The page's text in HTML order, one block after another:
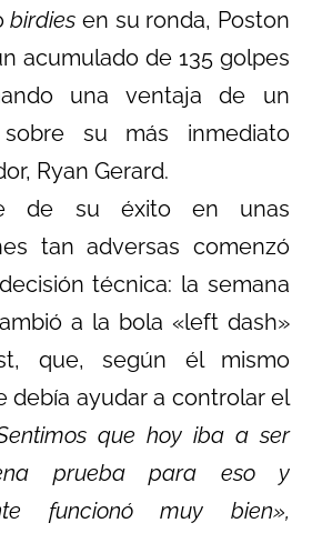
birdies en su ronda, Poston
acumulado de 135 golpes
una ventaja de un
su más inmediato
Ryan Gerard.
de su éxito en unas
tan adversas comenzó
técnica: la semana
a la bola «left dash»
que, según él mismo
debía ayudar a controlar el
que hoy iba a ser
prueba para eso y
funcionó muy bien»,